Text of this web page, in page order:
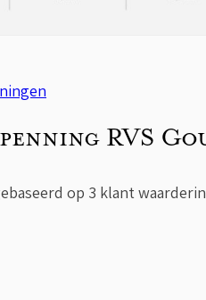
RVS
op 3 klant